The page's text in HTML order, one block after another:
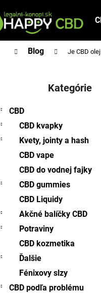
DomovBlog Je CBD
Kategórie
CBD
CBD kvapky
Kvety, jointy a hash
CBD vape
CBD do vodnej fajky
CBD gummies
CBD Liquidy
Akčné balíčky CBD
Potraviny
CBD kozmetika
Ďalšie
Fénixovy slzy
CBD podľa problému
CBD -FÉNIXOVE SLZY 2ML
SPECTRUM
€70,71
Pôvodne: €76,92